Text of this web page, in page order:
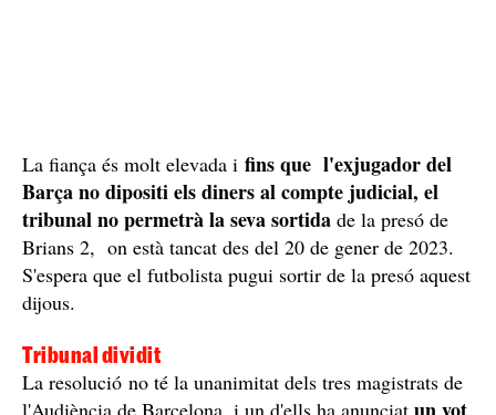
La fiança és molt elevada i fins que l'exjugador del
Barça no dipositi els diners al compte judicial, el
tribunal no permetrà la seva sortida de la presó de
Brians 2, on està tancat des del 20 de gener de 2023.
S'espera que el futbolista pugui sortir de la presó aquest
dijous.